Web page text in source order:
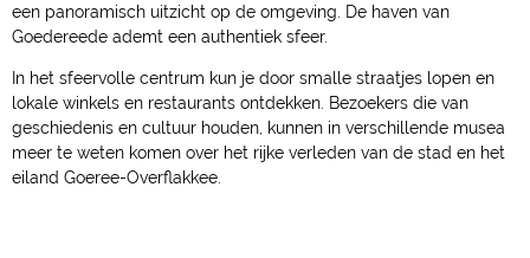
een panoramisch uitzicht op de omgeving. De haven van
Goedereede ademt een authentiek sfeer.
In het sfeervolle centrum kun je door smalle straatjes lopen en
lokale winkels en restaurants ontdekken. Bezoekers die van
geschiedenis en cultuur houden, kunnen in verschillende musea
meer te weten komen over het rijke verleden van de stad en het
eiland Goeree-Overflakkee.